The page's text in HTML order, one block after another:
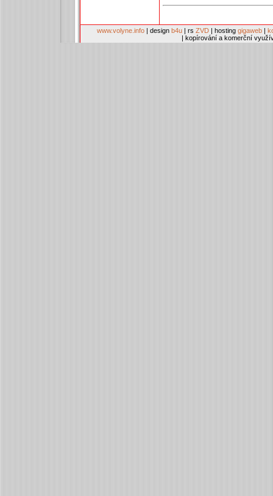
www.volyne.info | design b4u | rs ZVD | hosting gigaweb |
| kopírování a komerční